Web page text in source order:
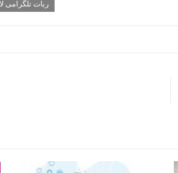
ربات تلگرامی